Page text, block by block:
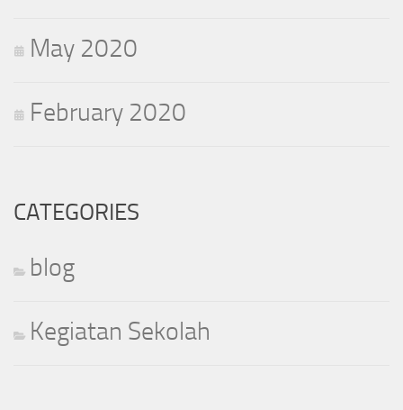
May 2020
February 2020
CATEGORIES
blog
Kegiatan Sekolah